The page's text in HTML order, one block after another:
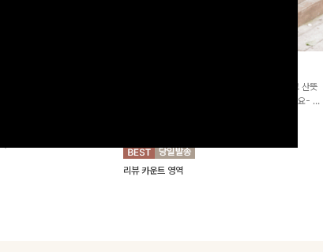
[청순무드/체형커버]꾸안꾸 무드의 정석🤍 가볍고 산뜻
한 착용감으로 여름 내내 손이 자주 가는 원피스예요- 은
리뷰 카운트 영역